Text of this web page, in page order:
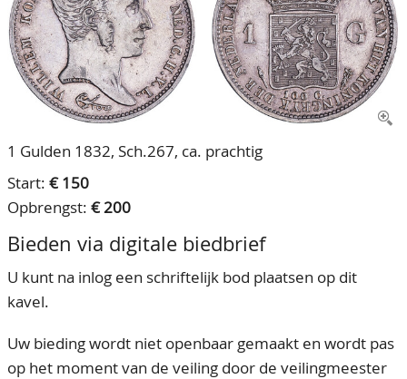
Ons Team
80 jarig bestaan
CONTACT
ACCOUNT
1 Gulden 1832, Sch.267, ca. prachtig
Start: € 150
Opbrengst: € 200
Bieden via digitale biedbrief
U kunt na inlog een schriftelijk bod plaatsen op dit
kavel.
Uw bieding wordt niet openbaar gemaakt en wordt pas
op het moment van de veiling door de veilingmeester